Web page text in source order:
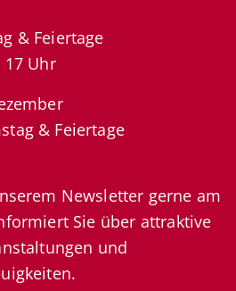
& Feiertage
17 Uhr
& Feiertage
Newsletter gerne am
Sie über attraktive
und